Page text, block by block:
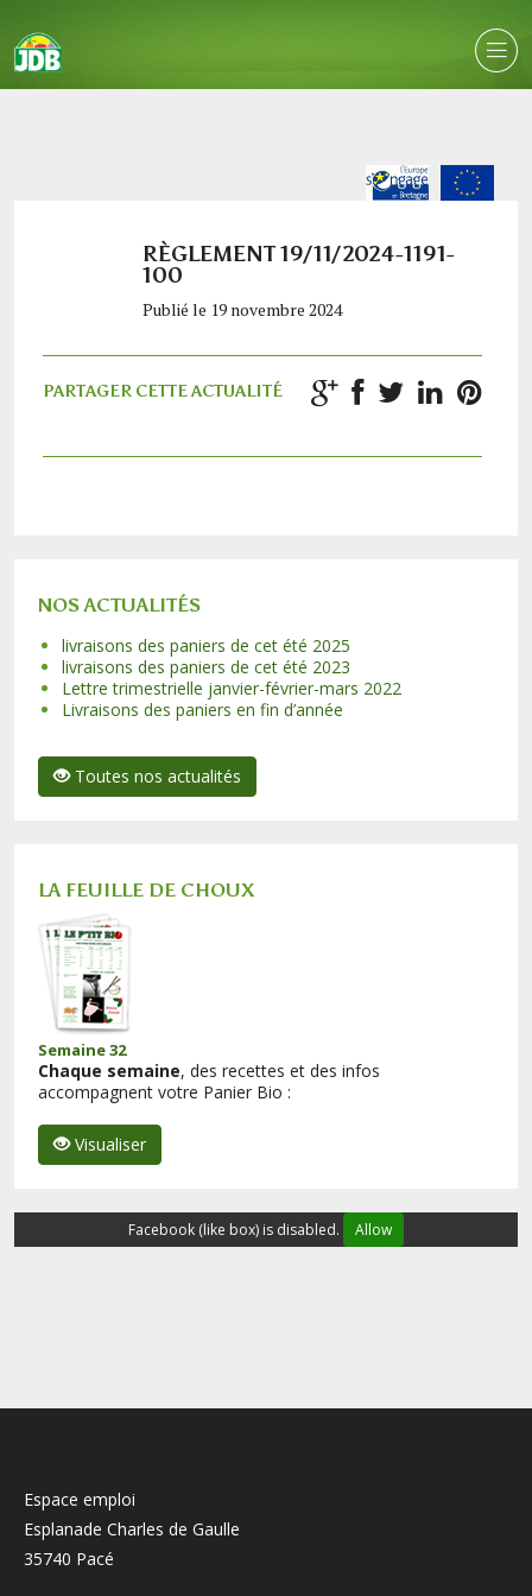
RÈGLEMENT 19/11/2024-1191-
100
Publié le 19 novembre 2024
PARTAGER CETTE ACTUALITÉ
NOS ACTUALITÉS
livraisons des paniers de cet été 2025
livraisons des paniers de cet été 2023
Lettre trimestrielle janvier-février-mars 2022
Livraisons des paniers en fin d’année
Toutes nos actualités
LA FEUILLE DE CHOUX
Semaine 32
Chaque semaine, des recettes et des infos
accompagnent votre Panier Bio :
Visualiser
Facebook (like box) is disabled. Allow
Espace emploi
Esplanade Charles de Gaulle
35740 Pacé